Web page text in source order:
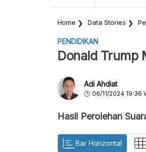
Home Data Stories
PENDIDIKAN
Donald Trump
Adi Ahdiat
06/11/2024 19:36
Hasil Perolehan
Bar Horizontal